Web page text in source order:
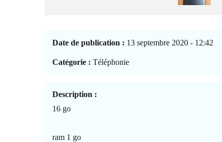
Date de publication : 13 septembre 2020 - 12:42
Catégorie : Téléphonie
Description :
16 go
ram 1 go